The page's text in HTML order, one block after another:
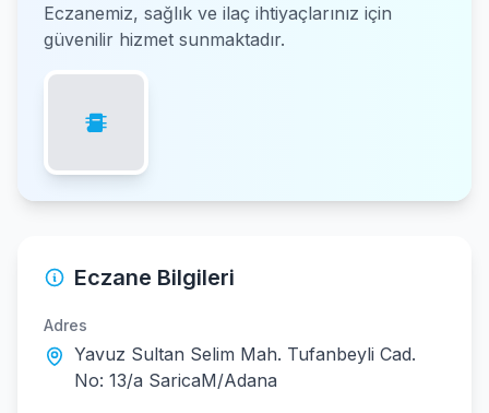
Eczanemiz, sağlık ve ilaç ihtiyaçlarınız için
güvenilir hizmet sunmaktadır.
Eczane Bilgileri
Adres
Yavuz Sultan Selim Mah. Tufanbeyli Cad.
No: 13/a SaricaM/Adana